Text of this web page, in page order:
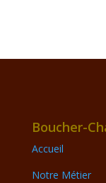
Boucher-
Accueil
Notre Métier